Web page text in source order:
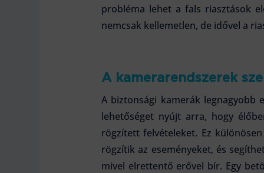
probléma lehet a fals riasztások
nemcsak kellemetlen, de idővel a
A kamerarendszerek
A biztonsági kamerák legnagyobb
lehetőséget nyújt arra, hogy
rögzített felvételeket. Ez
rögzítik az eseményeket, és
mivel elrettentő erővel bír. Egy